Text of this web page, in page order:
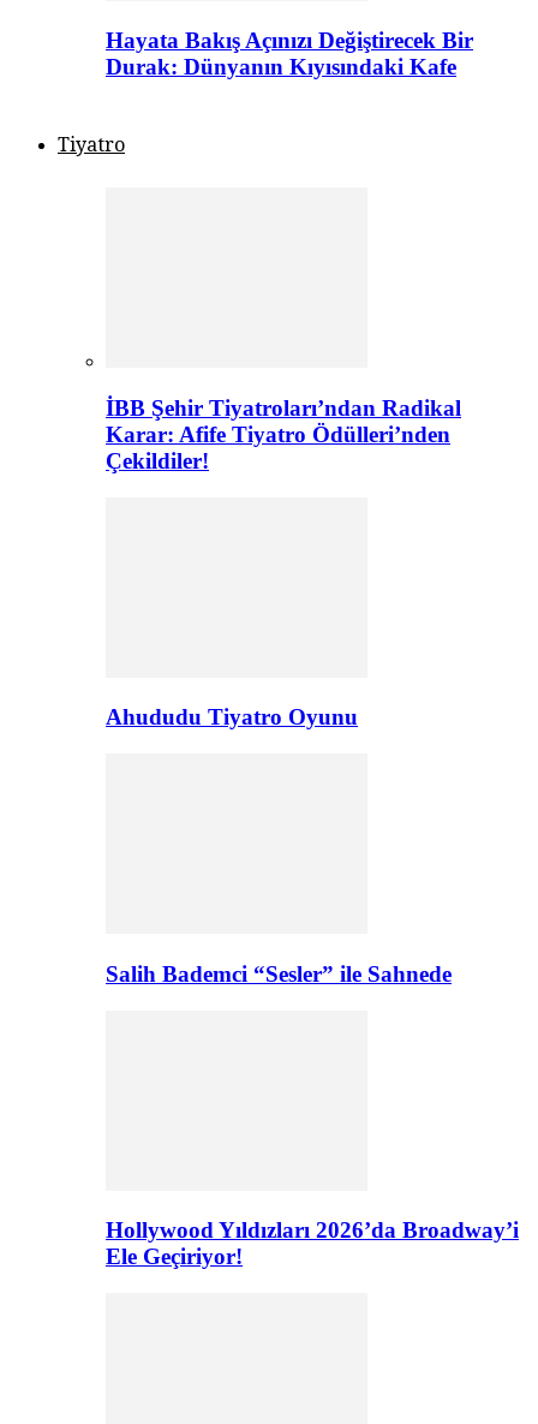
Hayata Bakış Açınızı Değiştirecek Bir
Durak: Dünyanın Kıyısındaki Kafe
Tiyatro
İBB Şehir Tiyatroları’ndan Radikal
Karar: Afife Tiyatro Ödülleri’nden
Çekildiler!
Ahududu Tiyatro Oyunu
Salih Bademci “Sesler” ile Sahnede
Hollywood Yıldızları 2026’da Broadway’i
Ele Geçiriyor!